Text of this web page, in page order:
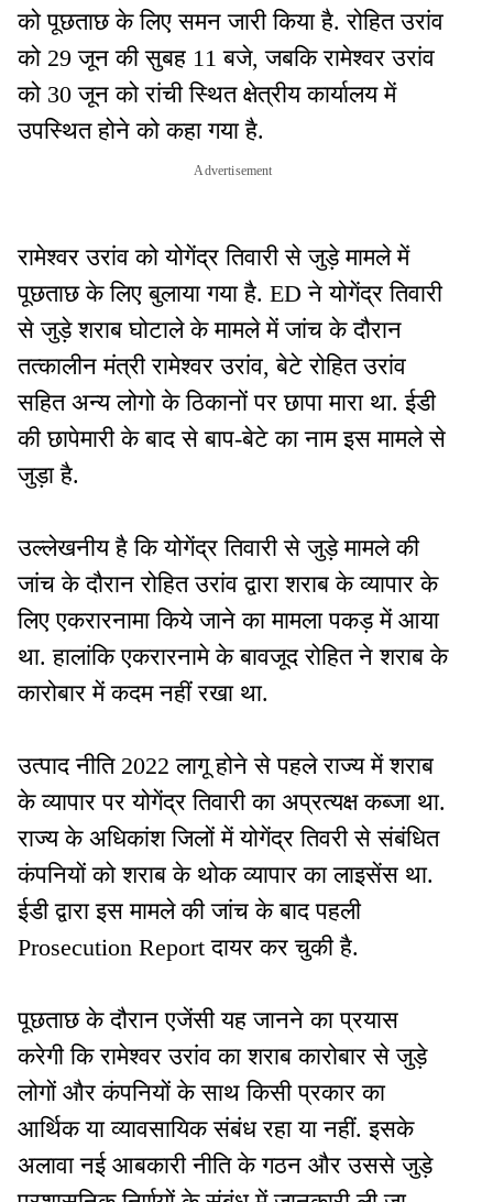
को पूछताछ के लिए समन जारी किया है. रोहित उरांव
को 29 जून की सुबह 11 बजे, जबकि रामेश्वर उरांव
को 30 जून को रांची स्थित क्षेत्रीय कार्यालय में
उपस्थित होने को कहा गया है.
Advertisement
रामेश्वर उरांव को योगेंद्र तिवारी से जुड़े मामले में
पूछताछ के लिए बुलाया गया है. ED ने योगेंद्र तिवारी
से जुड़े शराब घोटाले के मामले में जांच के दौरान
तत्कालीन मंत्री रामेश्वर उरांव, बेटे रोहित उरांव
सहित अन्य लोगो के ठिकानों पर छापा मारा था. ईडी
की छापेमारी के बाद से बाप-बेटे का नाम इस मामले से
जुड़ा है.
उल्लेखनीय है कि योगेंद्र तिवारी से जुड़े मामले की
जांच के दौरान रोहित उरांव द्वारा शराब के व्यापार के
लिए एकरारनामा किये जाने का मामला पकड़ में आया
था. हालांकि एकरारनामे के बावजूद रोहित ने शराब के
कारोबार में कदम नहीं रखा था.
उत्पाद नीति 2022 लागू होने से पहले राज्य में शराब
के व्यापार पर योगेंद्र तिवारी का अप्रत्यक्ष कब्जा था.
राज्य के अधिकांश जिलों में योगेंद्र तिवरी से संबंधित
कंपनियों को शराब के थोक व्यापार का लाइसेंस था.
ईडी द्वारा इस मामले की जांच के बाद पहली
Prosecution Report दायर कर चुकी है.
पूछताछ के दौरान एजेंसी यह जानने का प्रयास
करेगी कि रामेश्वर उरांव का शराब कारोबार से जुड़े
लोगों और कंपनियों के साथ किसी प्रकार का
आर्थिक या व्यावसायिक संबंध रहा या नहीं. इसके
अलावा नई आबकारी नीति के गठन और उससे जुड़े